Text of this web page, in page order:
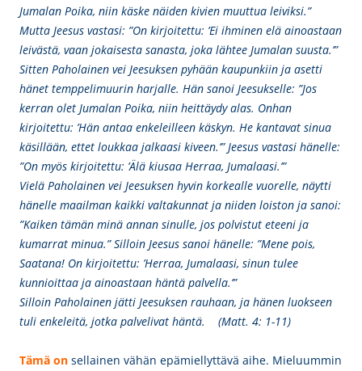
Jumalan Poika, niin käske näiden kivien muuttua leiviksi.”
Mutta Jeesus vastasi: ”On kirjoitettu: ’Ei ihminen elä ainoastaan
leivästä, vaan jokaisesta sanasta, joka lähtee Jumalan suusta.’”
Sitten Paholainen vei Jeesuksen pyhään kaupunkiin ja asetti
hänet temppelimuurin harjalle. Hän sanoi Jeesukselle: ”Jos
kerran olet Jumalan Poika, niin heittäydy alas. Onhan
kirjoitettu: ’Hän antaa enkeleilleen käskyn. He kantavat sinua
käsillään, ettet loukkaa jalkaasi kiveen.’” Jeesus vastasi hänelle:
”On myös kirjoitettu: ’Älä kiusaa Herraa, Jumalaasi.’”
Vielä Paholainen vei Jeesuksen hyvin korkealle vuorelle, näytti
hänelle maailman kaikki valtakunnat ja niiden loiston ja sanoi:
”Kaiken tämän minä annan sinulle, jos polvistut eteeni ja
kumarrat minua.” Silloin Jeesus sanoi hänelle: ”Mene pois,
Saatana! On kirjoitettu: ’Herraa, Jumalaasi, sinun tulee
kunnioittaa ja ainoastaan häntä palvella.’”
Silloin Paholainen jätti Jeesuksen rauhaan, ja hänen luokseen
tuli enkeleitä, jotka palvelivat häntä. (Matt. 4: 1-11)
Tämä on sellainen vähän epämiellyttävä aihe. Mieluummin